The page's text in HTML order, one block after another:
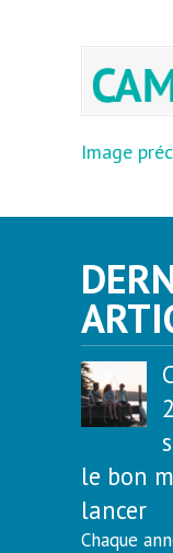
Image
le bon
lancer
Chaque